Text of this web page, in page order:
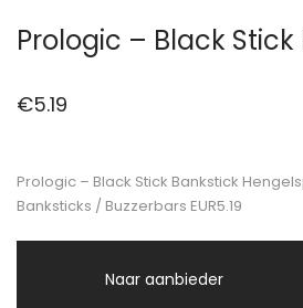
Prologic – Black
€5.19
Prologic – Black Stick Bankstick
Banksticks / Buzzerbars EUR5.19
Naar aanbieder